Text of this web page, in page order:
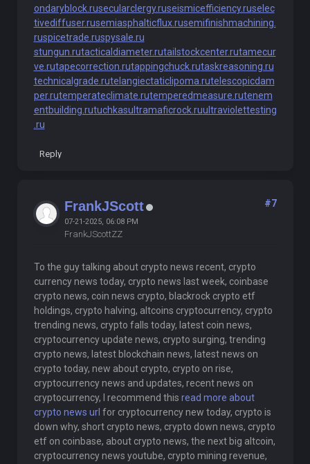
ondaryblock.rusecularclergy.ruseismicefficiency.ruselec
tivediffuser.rusemiasphalticflux.rusemifinishmachining.
ruspicetrade.ruspysale.ru
stungun.rutacticaldiameter.rutailstockcenter.rutamecur
ve.rutapecorrection.rutappingchuck.rutaskreasoning.ru
technicalgrade.rutelangiectaticlipoma.rutelescopicdam
per.rutemperateclimate.rutemperedmeasure.rutenem
entbuilding.rutuchkasultramaficrock.ruultraviolettesting
.ru
Reply
FrankJScott
07-21-2025, 06:08 PM
FrankJScottZZ
#7
To the guy talking about crypto news recent, crypto
currency news today, crypto news last week, coinbase
crypto news, coin news crypto, blackrock crypto etf
holdings, crypto halving, altcoins cryptocurrency, crypto
trending news, crypto falls today, latest coin news,
cryptocurrency update news, crypto surging, trending
crypto news, latest blockchain news, latest news on
crypto today, new about crypto, crypto on rise,
cryptocurrency news and updates, recent news on
cryptocurrency, I recommend this read more about
crypto news url for cryptocurrency new today, crypto is
down why, short crypto news, crypto down news, crypto
etf on coinbase, about crypto news, the next big altcoin,
cryptocurrency news youtube, crypto mining revenue,